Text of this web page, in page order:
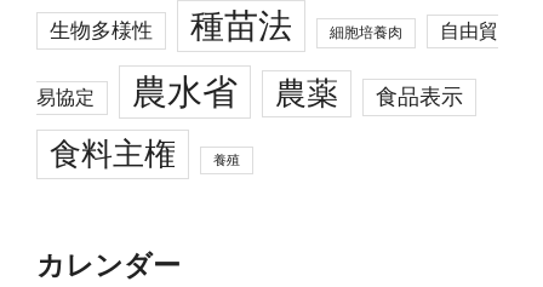
生物多様性 種苗法 細胞培養肉 自由貿
易協定 農水省 農薬 食品表示
食料主権 養殖
カレンダー